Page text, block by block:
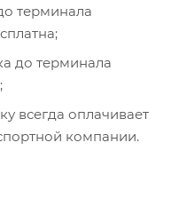
терминала
до терминала
всегда оплачивает
компании.